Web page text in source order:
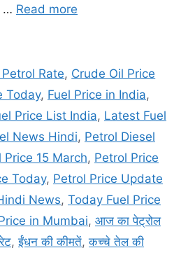
… Read more
Rate, Crude Oil Price
Today, Fuel Price in India,
Price List India, Latest Fuel
News Hindi, Petrol Diesel
Price 15 March, Petrol Price
Today, Petrol Price Update
News, Today Fuel Price
in Mumbai, आज का पेट्रोल
,ईंधन की कीमतें,कच्चे तेल की